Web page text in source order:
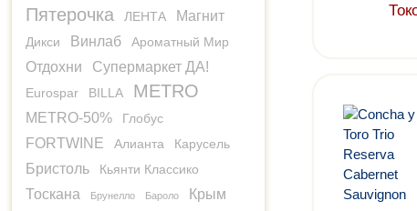
Пятерочка ЛЕНТА Магнит
Дикси Винлаб Ароматный Мир
Отдохни Супермаркет ДА!
Eurospar BILLA METRO
METRO-50% Глобус
FORTWINE Алианта Карусель
Бристоль Кьянти Классико
Тоскана Брунелло Бароло Крым